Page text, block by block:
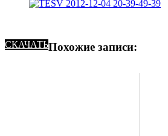
СКАЧАТЬПохожие записи: